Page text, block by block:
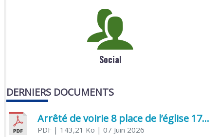
Social
DERNIERS DOCUMENTS
Arrêté de voirie 8 place de l’église 17170 Benon
PDF| 143,21 Ko | 07 Juin 2026